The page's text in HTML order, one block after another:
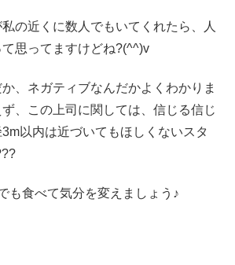
の近くに数人でもいてくれたら、人
思ってますけどね?(^^)v
、ネガティブなんだかよくわかりま
、この上司に関しては、信じる信じ
以内は近づいてもほしくないスタ
も食べて気分を変えましょう♪